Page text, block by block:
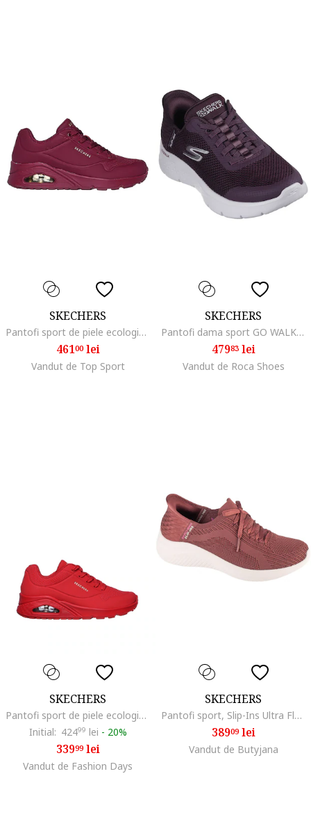
SKECHERS
Pantofi sport de piele ecologica Uno Stand On Air, Violet tyrian
46100lei
Vandut de Top Sport
SKECHERS
Pantofi dama sport GO WALK FLEX GRAND ENTRY 124836, Rosu
47983lei
Vandut de Roca Shoes
SKECHERS
Pantofi sport de piele ecologica cu detaliu logo Uno
Initial: 42499 lei - 20%
33999lei
Vandut de Fashion Days
SKECHERS
Pantofi sport, Slip-Ins Ultra Flex 3.0 - Brilliant 149710
38909lei
Vandut de Butyjana